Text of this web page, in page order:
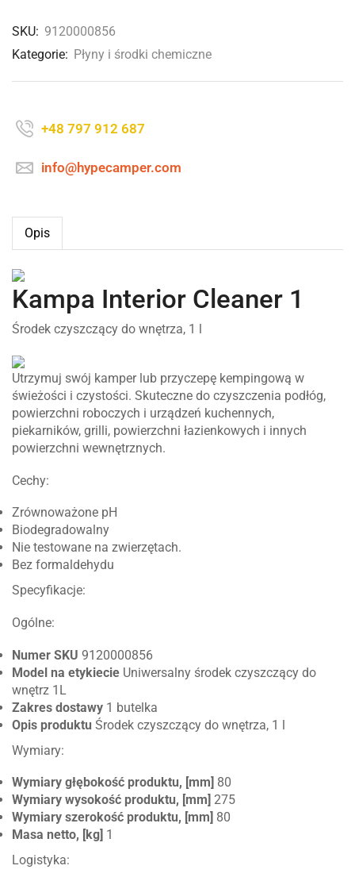
SKU: 9120000856
Kategorie: Płyny i środki chemiczne
+48 797 912 687
info@hypecamper.com
Opis
Kampa Interior Cleaner 1
Środek czyszczący do wnętrza, 1 l
Utrzymuj swój kamper lub przyczepę kempingową w
świeżości i czystości. Skuteczne do czyszczenia podłóg,
powierzchni roboczych i urządzeń kuchennych,
piekarników, grilli, powierzchni łazienkowych i innych
powierzchni wewnętrznych.
Cechy:
Zrównoważone pH
Biodegradowalny
Nie testowane na zwierzętach.
Bez formaldehydu
Specyfikacje:
Ogólne:
Numer SKU 9120000856
Model na etykiecie Uniwersalny środek czyszczący do
wnętrz 1L
Zakres dostawy 1 butelka
Opis produktu Środek czyszczący do wnętrza, 1 l
Wymiary:
Wymiary głębokość produktu, [mm] 80
Wymiary wysokość produktu, [mm] 275
Wymiary szerokość produktu, [mm] 80
Masa netto, [kg] 1
Logistyka: